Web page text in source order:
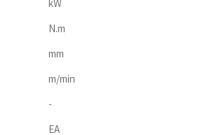
kW
N.m
mm
m/min
-
EA